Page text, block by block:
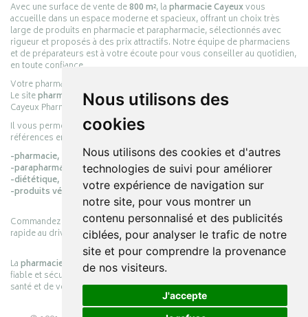
Nous utilisons des
cookies
Nous utilisons des cookies et d'autres
technologies de suivi pour améliorer
votre expérience de navigation sur
notre site, pour vous montrer un
contenu personnalisé et des publicités
ciblées, pour analyser le trafic de notre
site et pour comprendre la provenance
de nos visiteurs.
J'accepte
Avec une surface de vente de800 m², lapharmacie Cayeuxvous
accueille dans un espace moderne et spacieux, offrant un choix très
large de produits en pharmacie et parapharmacie, sélectionnés avec
rigueur et proposés à des prix attractifs. Notre équipe de pharmaciens
et de préparateurs est à votre écoute pour vous conseiller au quotidien,
en toute confiance.
Votre pharmacie en ligne :
Le sitepharmacie-cayeux.frest le prolongement digital de la pharmacie
Cayeux Pharmabest Berck-sur-Mer – Rang-du-Fliers.
Il vous permet de réaliser vos achats en ligne parmi des milliers de
références en :
-pharmacie,
-parapharmacie,
-diététique,
-produits vétérinaires.
Commandez simplement vos produits en ligne et choisissez le retrait
rapide au drive ou la livraison à domicile, en toute simplicité.
Lapharmacie Cayeuxs’engage à vous offrir une expérience pratique,
fiable et sécurisée, en officine comme en ligne, au service de votre
santé et de votre bien-être.